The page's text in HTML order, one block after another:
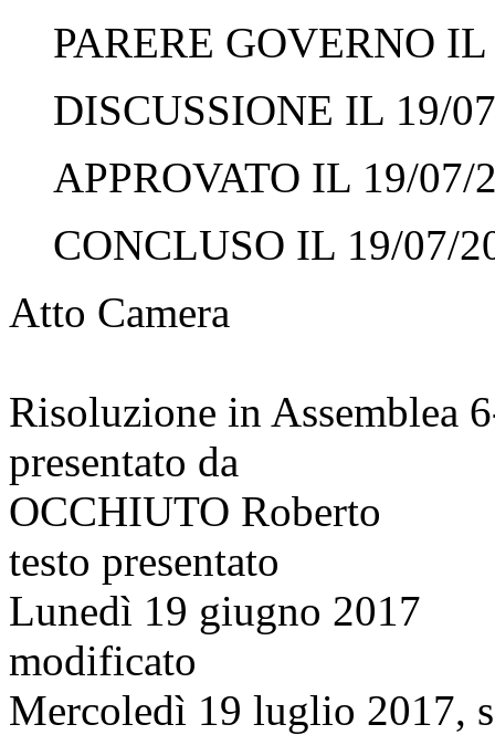
PARERE GOVERNO
DISCUSSIONE IL 19/
APPROVATO IL 19/07/
CONCLUSO IL 19/07/
Atto Camera
Risoluzione in Assemblea
presentato da
OCCHIUTO Roberto
testo presentato
Lunedì 19 giugno 2017
modificato
Mercoledì 19 luglio 2017,